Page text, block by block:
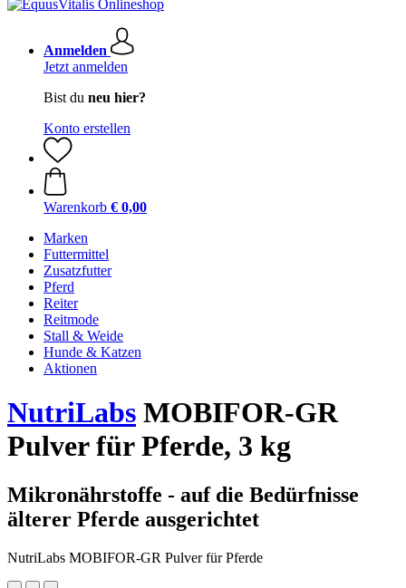
Anmelden
Jetzt anmelden
Bist du neu hier?
Konto erstellen
Warenkorb € 0,00
Marken
Futtermittel
Zusatzfutter
Pferd
Reiter
Reitmode
Stall & Weide
Hunde & Katzen
Aktionen
NutriLabs MOBIFOR-GR
Pulver für Pferde, 3 kg
Mikronährstoffe - auf die Bedürfnisse
älterer Pferde ausgerichtet
NutriLabs MOBIFOR-GR Pulver für Pferde